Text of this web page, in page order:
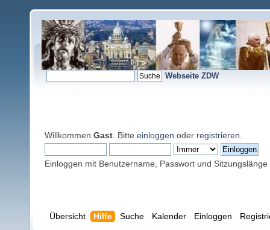
Webseite ZDW
Willkommen Gast . Bitte einloggen oder registrieren
Einloggen mit Benutzername, Passwort und Sitzungslänge
Übersicht Hilfe Suche Kalender Einloggen